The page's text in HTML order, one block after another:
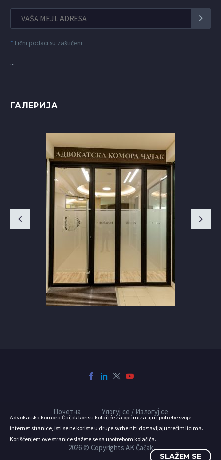
* Lični podaci su zaštićeni
...
ГАЛЕРИЈА
Почетна Улогуј се / Излогуј се
2026 © Copyrights AK Čačak
Advokatska komora Čačak koristi kolačiće za optimizaciju i potrebe svoje
internet stranice, isti se ne koriste u druge svrhe niti dostavljaju trećim licima.
Korišćenjem ove stranice slažete se sa upotrebom kolačića.
SLAŽEM SE